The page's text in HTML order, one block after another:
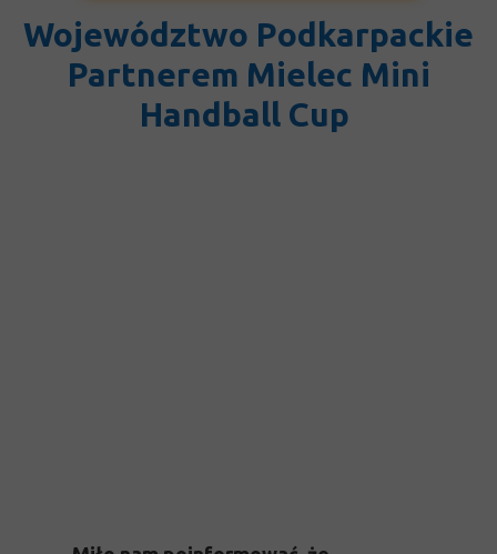
Województwo Podkarpackie
Partnerem Mielec Mini
Handball Cup